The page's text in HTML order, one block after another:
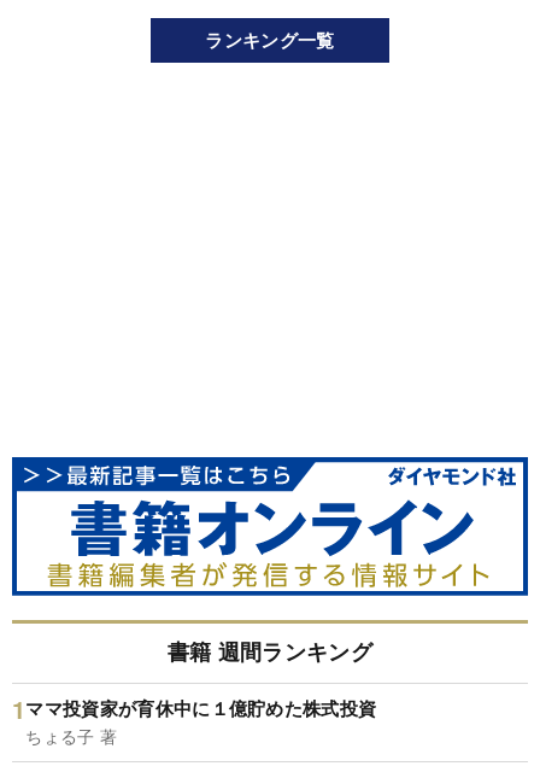
ランキング一覧
書籍 週間ランキング
ママ投資家が育休中に１億貯めた株式投資
ちょる子 著